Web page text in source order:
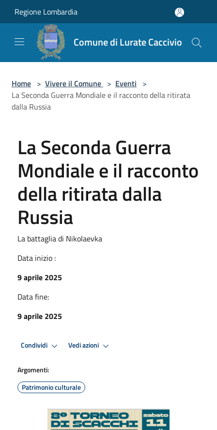
Regione Lombardia
Comune di Lurate Caccivio
Home > Vivere il Comune > Eventi >
La Seconda Guerra Mondiale e il racconto della ritirata
dalla Russia
La Seconda Guerra
Mondiale e il racconto
della ritirata dalla
Russia
La battaglia di Nikolaevka
Data inizio :
9 aprile 2025
Data fine:
9 aprile 2025
Condividi Vedi azioni
Argomenti:
Patrimonio culturale